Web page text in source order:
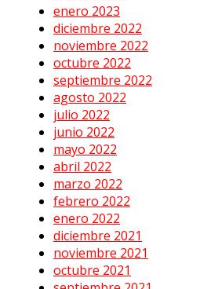
enero 2023
diciembre 2022
noviembre 2022
octubre 2022
septiembre 2022
agosto 2022
julio 2022
junio 2022
mayo 2022
abril 2022
marzo 2022
febrero 2022
enero 2022
diciembre 2021
noviembre 2021
octubre 2021